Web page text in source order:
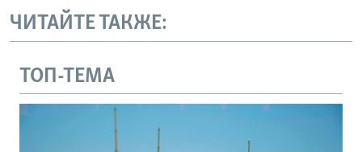
ЧИТАЙТЕ ТАКЖЕ:
ТОП-ТЕМА